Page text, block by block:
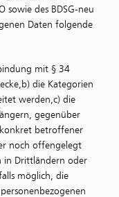
sowie des BDSG-neu
Daten folgende
mit § 34
die Kategorien
werden,c) die
gegenüber
betroffener
noch offengelegt
in Drittländern oder
möglich, die